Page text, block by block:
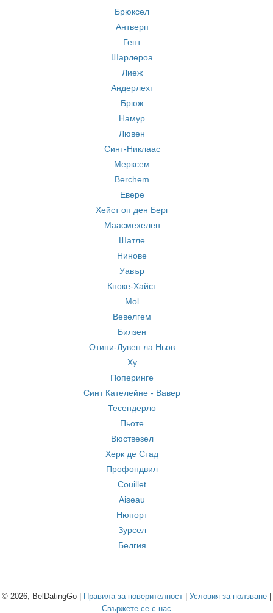
Брюксел
Антверп
Гент
Шарлероа
Лиеж
Андерлехт
Брюж
Намур
Лювен
Синт-Никлаас
Мерксем
Berchem
Евере
Хейст оп ден Берг
Маасмехелен
Шатле
Нинове
Уавър
Кноке-Хайст
Mol
Вевелгем
Билзен
Отини-Лувен ла Ньов
Ху
Поперинге
Синт Кателейне - Вавер
Тесендерло
Пьоте
Вюствезел
Херк де Стад
Профондвил
Couillet
Aiseau
Нюпорт
Зурсел
Белгия
© 2026, BelDatingGo | Правила за поверителност Условия за ползване
Свържете се с нас